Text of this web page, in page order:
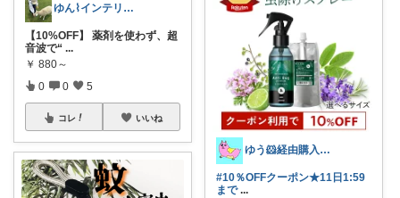
ゆん⌇インテリアと生活雑貨がメイン🧸
【10%OFF】 薬剤を使わず、超
音波で“ ...
￥ 880～
0 0 5
コレ いいね
ゆう🐹経由購入感謝🙇‍♀️
#10％OFFクーポン★11日1:59
まで ...